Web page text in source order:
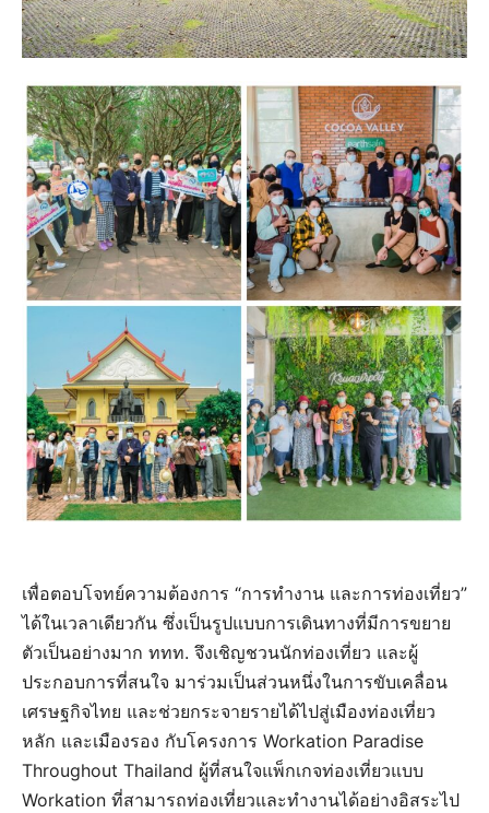
เพื่อตอบโจทย์ความต้องการ “การทำงาน และการท่องเที่ยว”
ได้ในเวลาเดียวกัน ซึ่งเป็นรูปแบบการเดินทางที่มีการขยาย
ตัวเป็นอย่างมาก ททท. จึงเชิญชวนนักท่องเที่ยว และผู้
ประกอบการที่สนใจ มาร่วมเป็นส่วนหนึ่งในการขับเคลื่อน
เศรษฐกิจไทย และช่วยกระจายรายได้ไปสู่เมืองท่องเที่ยว
หลัก และเมืองรอง กับโครงการ Workation Paradise
Throughout Thailand ผู้ที่สนใจแพ็กเกจท่องเที่ยวแบบ
Workation ที่สามารถท่องเที่ยวและทำงานได้อย่างอิสระไป